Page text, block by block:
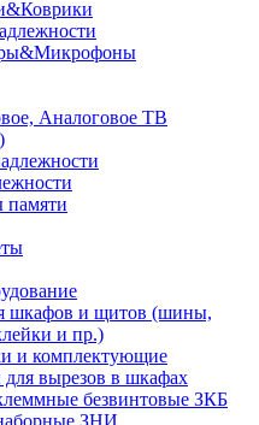
Аналоговое ТВ
шкафов и щитов (шины,
и пр.)
и комплектующие
для вырезов в шкафах
безвинтовые ЗКБ